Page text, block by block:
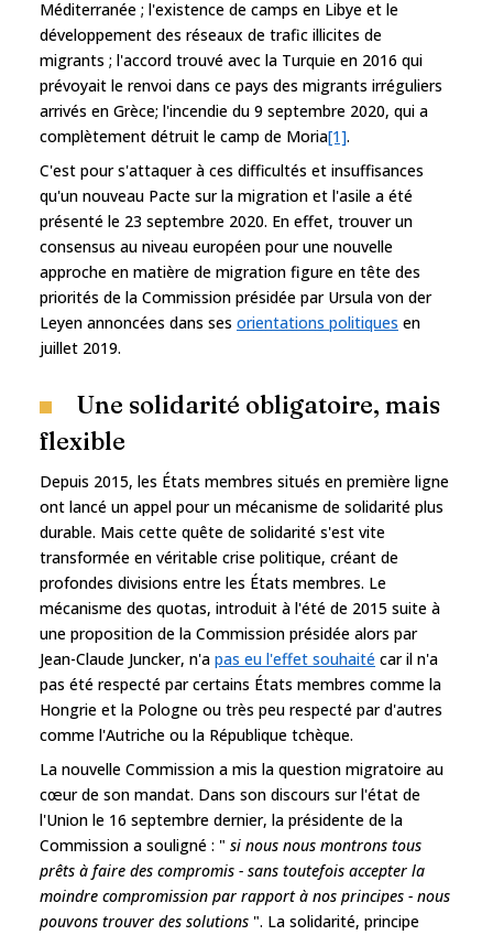
Méditerranée ; l'existence de camps en Libye et le
développement des réseaux de trafic illicites de
migrants ; l'accord trouvé avec la Turquie en 2016 qui
prévoyait le renvoi dans ce pays des migrants irréguliers
arrivés en Grèce; l'incendie du 9 septembre 2020, qui a
complètement détruit le camp de Moria[1].
C'est pour s'attaquer à ces difficultés et insuffisances
qu'un nouveau Pacte sur la migration et l'asile a été
présenté le 23 septembre 2020. En effet, trouver un
consensus au niveau européen pour une nouvelle
approche en matière de migration figure en tête des
priorités de la Commission présidée par Ursula von der
Leyen annoncées dans ses orientations politiques en
juillet 2019.
Une solidarité obligatoire, mais
flexible
Depuis 2015, les États membres situés en première ligne
ont lancé un appel pour un mécanisme de solidarité plus
durable. Mais cette quête de solidarité s'est vite
transformée en véritable crise politique, créant de
profondes divisions entre les États membres. Le
mécanisme des quotas, introduit à l'été de 2015 suite à
une proposition de la Commission présidée alors par
Jean-Claude Juncker, n'a pas eu l'effet souhaité car il n'a
pas été respecté par certains États membres comme la
Hongrie et la Pologne ou très peu respecté par d'autres
comme l'Autriche ou la République tchèque.
La nouvelle Commission a mis la question migratoire au
cœur de son mandat. Dans son discours sur l'état de
l'Union le 16 septembre dernier, la présidente de la
Commission a souligné : " si nous nous montrons tous
prêts à faire des compromis - sans toutefois accepter la
moindre compromission par rapport à nos principes - nous
pouvons trouver des solutions ". La solidarité, principe